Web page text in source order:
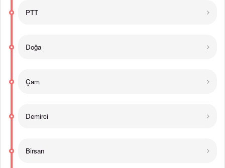
PTT
Doğa
Çam
Demirci
Birsan